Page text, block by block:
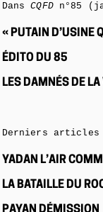
DansCQFDn°85
« PUTAIN D’USINE
ÉDITO DU 85
LES DAMNÉS DE LA
Derniers articles
YADAN L’AIR
LA BATAILLE DU